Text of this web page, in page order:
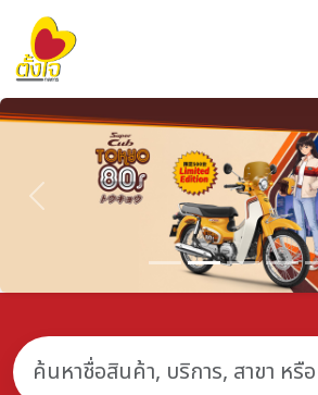
Previous